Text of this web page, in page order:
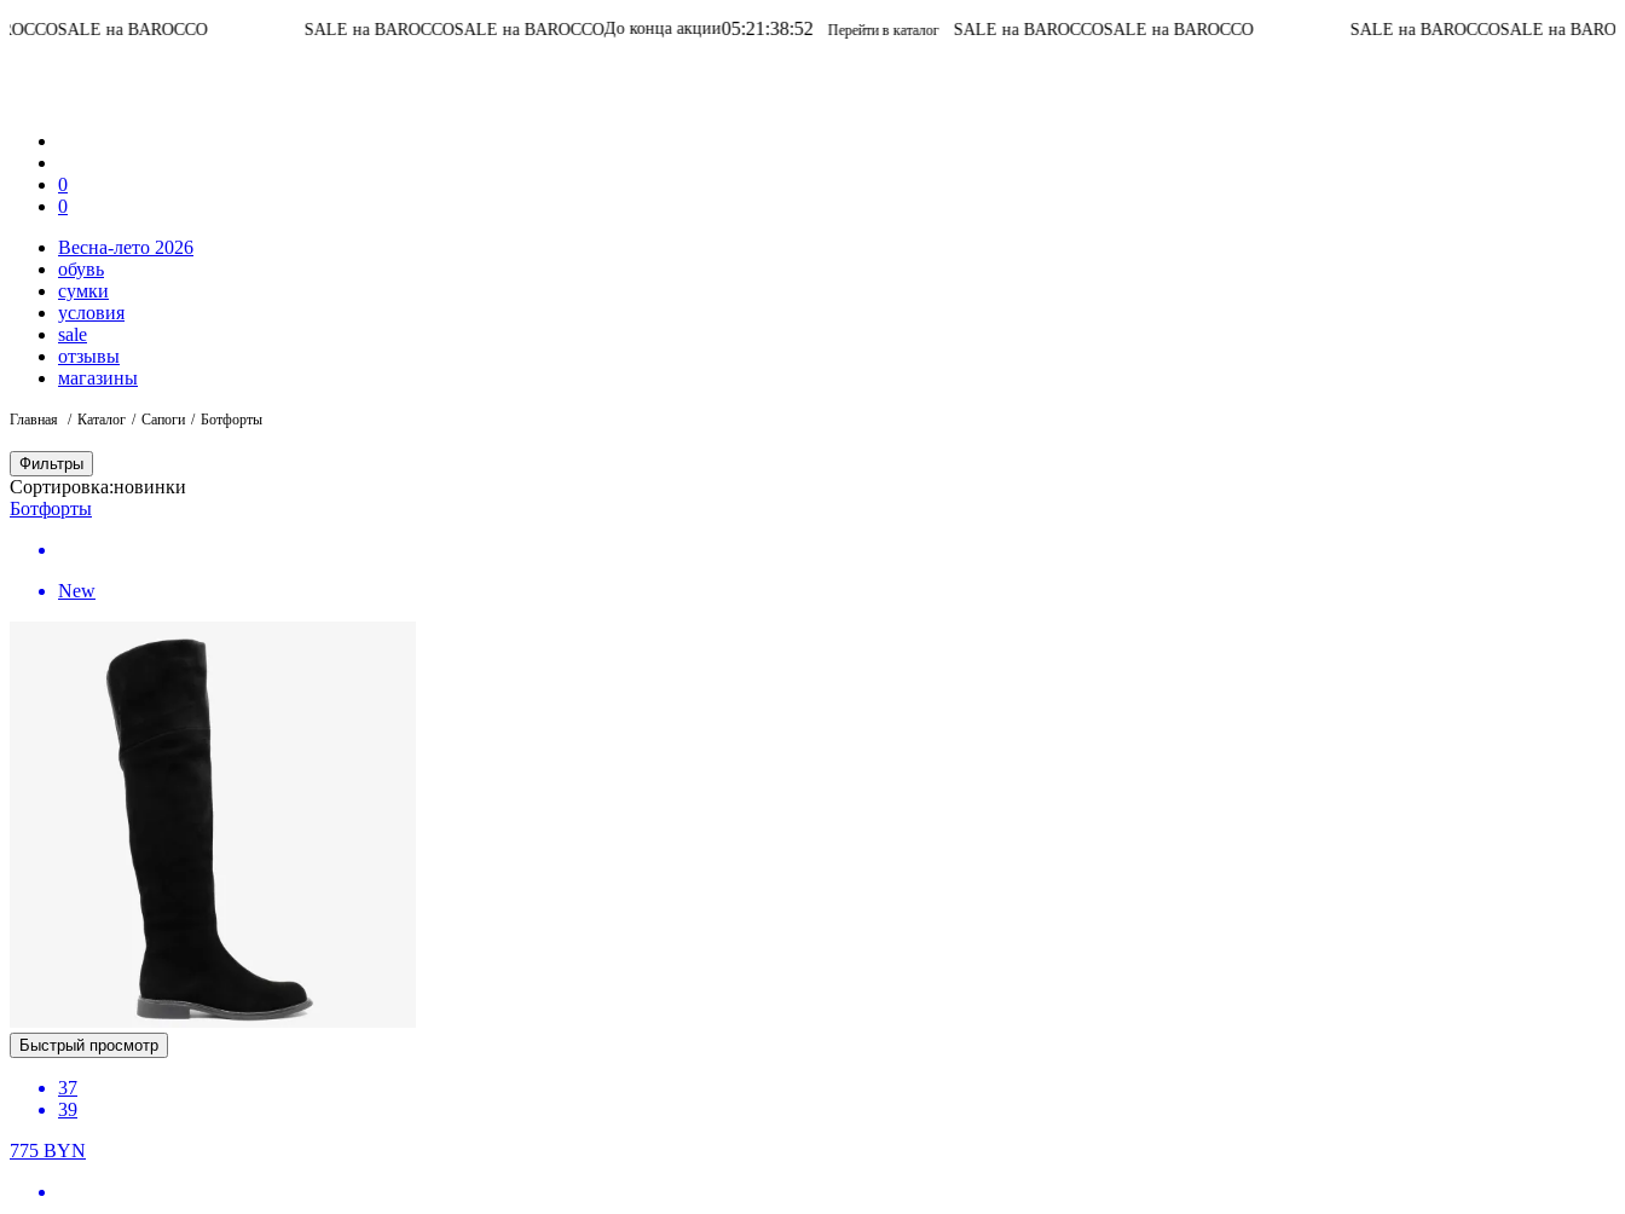
на BAROCCO SALE на BAROCCOSALE на BAROCCOДо конца акции05:21:38:52 Перейти в каталог SALE на BAROCCOSALE на BAROCCO SALE на BAROCCOSALE на BAROCCOДо
0
0
Весна-лето 2026
обувь
сумки
условия
sale
отзывы
магазины
Главная Каталог Сапоги Ботфорты
Фильтры
Сортировка:новинки
Ботфорты
New
Быстрый просмотр
37
39
775 BYN